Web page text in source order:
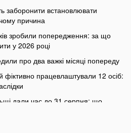
заборонити встановлювати
причина
зробили попередження: за що
у 2026 році
про два важкі місяці попереду
фіктивно працевлаштували 12 осіб:
дали час до 31 серпня: що